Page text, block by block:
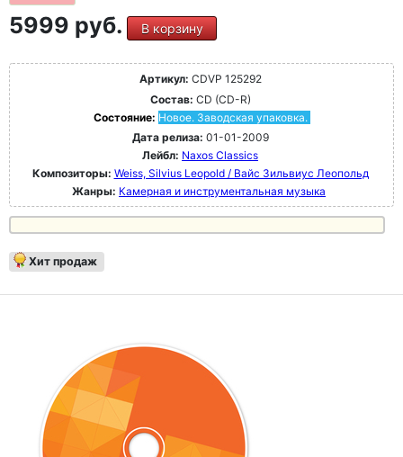
5999 руб. В корзину
Артикул: CDVP 125292
Состав: CD (CD-R)
Состояние: Новое. Заводская упаковка.
Дата релиза: 01-01-2009
Лейбл: Naxos Classics
Композиторы: Weiss, Silvius Leopold / Вайс Зильвиус Леопольд
Жанры: Камерная и инструментальная музыка
Хит продаж